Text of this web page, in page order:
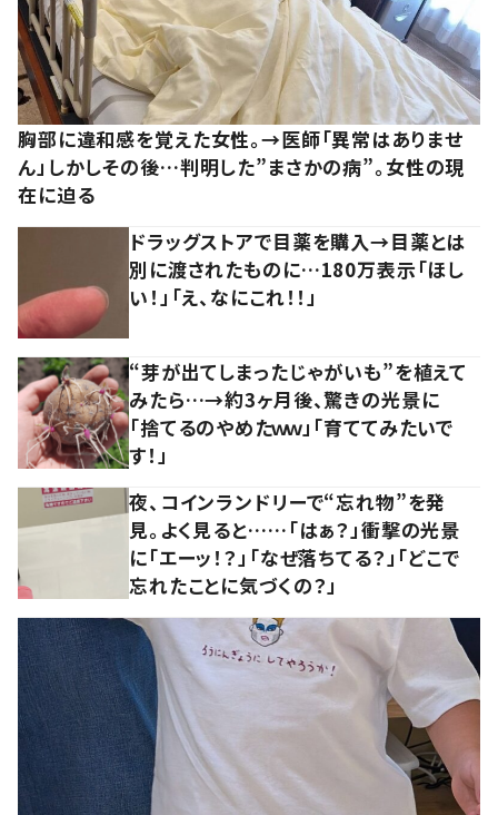
胸部に違和感を覚えた女性。→医師「異常はありませ
ん」しかしその後…判明した”まさかの病”。女性の現
在に迫る
ドラッグストアで目薬を購入→目薬とは
別に渡されたものに…180万表示「ほし
い！」「え、なにこれ！！」
“芽が出てしまったじゃがいも”を植えて
みたら…→約3ヶ月後、驚きの光景に
「捨てるのやめたｗｗ」「育ててみたいで
す！」
夜、コインランドリーで“忘れ物”を発
見。よく見ると……「はぁ？」衝撃の光景
に「エーッ！？」「なぜ落ちてる？」「どこで
忘れたことに気づくの？」